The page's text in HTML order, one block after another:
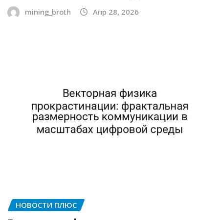
mining_broth Апр 28, 2026
НОВОСТИ ПЛЮС